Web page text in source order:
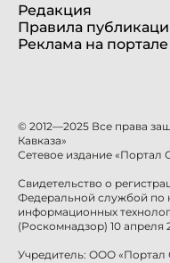
Редакция
Правила
Реклама на портале
© 2012—2025 Все права
Кавказа»
Сетевое издание «Портал
Свидетельство о
Федеральной службой по
информационных
(Роскомнадзор) 10 апреля
Учредитель: ООО «Портал